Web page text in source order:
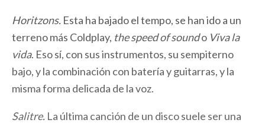
Horitzons. Esta ha bajado el tempo, se han ido a un
terreno más Coldplay, the speed of soundo Viva la
vida. Eso sí, con sus instrumentos, su sempiterno
bajo, y la combinación con batería y guitarras, y la
misma forma delicada de la voz.
Salitre. La última canción de un disco suele ser una